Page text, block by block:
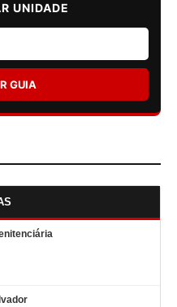
UNIDADE
GUIA